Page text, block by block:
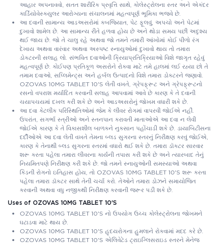
આહાર અપનાવવો, સતત શારીરિક પ્રવૃત્તિ સાથે, કોલેસ્ટ્રોલના સ્તર અને એકંદર
કાર્ડિયોવેસ્ક્યુલર આરોગ્યના સંચાલનમાં મહત્વપૂર્ણ ભૂમિકા ભજવે છે.
આ દવાની સામાન્ય આડઅસરોમાં કબજિયાત, પેટ ફૂલવું, અપચો અને પેટમાં
દુખાવો શામેલ છે. આ સામાન્ય રીતે હળવા હોય છે અને થોડા સમય પછી અદૃશ્ય
થઈ જાય છે. જો તે ચાલુ રહે અથવા જો તમને તમારી આંખોમાં કોઈ પીળો રંગ
દેખાય અથવા વારંવાર અથવા અસ્પષ્ટ સ્નાયુઓમાં દુખાવો થાય તો તમારા
ડોક્ટરની સલાહ લો. સંભવિત દવાઓની ક્રિયાપ્રતિક્રિયાઓ વિશે જાગૃત રહેવું
મહત્વપૂર્ણ છે. કોઈપણ પ્રતિકૂળ અસરોને રોકવા માટે તમે હાલમાં લઈ રહ્યા છો તે
તમામ દવાઓ, સપ્લિમેન્ટ્સ અને હર્બલ ઉત્પાદનો વિશે તમારા ડોક્ટરને જણાવો.
OZOVAS 10MG TABLET 10'S લેતી વખતે, ગ્રેપફ્રૂટ અને ગ્રેપફ્રૂટનો
રસનો વપરાશ મર્યાદિત કરવાની સલાહ આપવામાં આવે છે કારણ કે તે દવાની
ચયાપચયમાં દખલ કરી શકે છે અને આડઅસરોનું જોખમ વધારી શકે છે.
આ દવા કેટલીક પરિસ્થિતિઓમાં જેમ કે લીવર રોગમાં વાપરવી જોઈએ નહીં.
ઉપરાંત, સગર્ભા સ્ત્રીઓ અને સ્તનપાન કરાવતી માતાઓએ આ દવા ન લેવી
જોઈએ કારણ કે તે વિકાસશીલ બાળકને નુકસાન પહોંચાડી શકે છે. ડાયાબિટીસના
દર્દીઓએ આ દવા લેતી વખતે તેમના બ્લડ સુગરના સ્તરનું નિરીક્ષણ કરવું જોઈએ,
કારણ કે તેનાથી બ્લડ સુગરના સ્તરમાં વધારો થઈ શકે છે. તમારા ડૉક્ટર સારવાર
શરૂ કરતા પહેલા તમારા લીવરના કાર્યની તપાસ કરી શકે છે અને ત્યારબાદ તેનું
નિયમિતપણે નિરીક્ષણ કરી શકે છે. જો તમને સ્નાયુઓની સમસ્યાઓ અથવા
કિડની રોગનો ઇતિહાસ હોય, તો OZOVAS 10MG TABLET 10'S શરૂ કરતા
પહેલા તમારા ડૉક્ટર સાથે તેની ચર્ચા કરો. તેઓને તમારા ડોઝને સમાયોજિત
કરવાની અથવા વધુ નજીકથી નિરીક્ષણ કરવાની જરૂર પડી શકે છે.
Uses of OZOVAS 10MG TABLET 10'S
OZOVAS 10MG TABLET 10'S નો ઉપયોગ ઉચ્ચ કોલેસ્ટ્રોલના જોખમને
ઘટાડવા માટે થાય છે.
OZOVAS 10MG TABLET 10'S હૃદયરોગના હુમલાને રોકવામાં મદદ કરે છે.
OZOVAS 10MG TABLET 10'S એલિવેટેડ ટ્રાઇગ્લિસરાઇડ સ્તરને મેનેજ